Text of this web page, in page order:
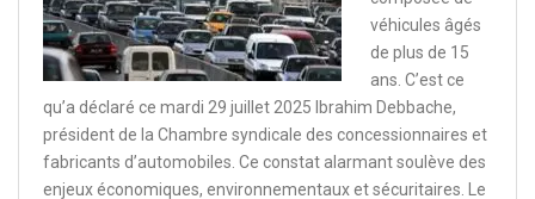
véhicules âgés
de plus de 15
ans. C’est ce
qu’a déclaré ce mardi 29 juillet 2025 Ibrahim Debbache,
président de la Chambre syndicale des concessionnaires et
fabricants d’automobiles. Ce constat alarmant soulève des
enjeux économiques, environnementaux et sécuritaires. Le